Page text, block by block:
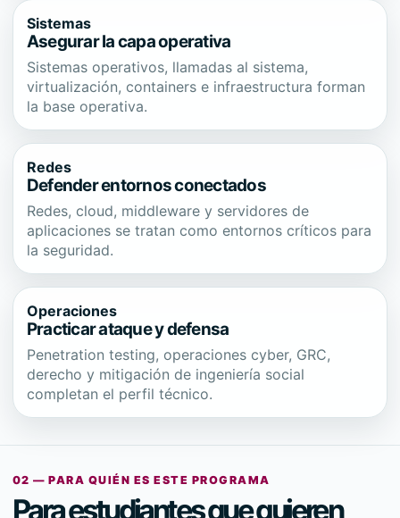
Sistemas
Asegurar la capa operativa
Sistemas operativos, llamadas al sistema,
virtualización, containers e infraestructura forman
la base operativa.
Redes
Defender entornos conectados
Redes, cloud, middleware y servidores de
aplicaciones se tratan como entornos críticos para
la seguridad.
Operaciones
Practicar ataque y defensa
Penetration testing, operaciones cyber, GRC,
derecho y mitigación de ingeniería social
completan el perfil técnico.
02 — PARA QUIÉN ES ESTE PROGRAMA
Para estudiantes que quieren